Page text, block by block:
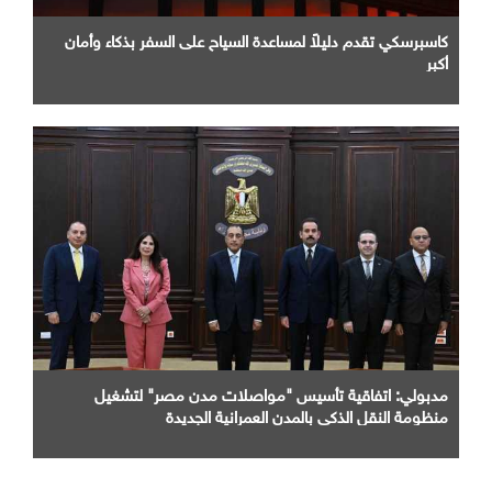
كاسبرسكي تقدم دليلاً لمساعدة السياح على السفر بذكاء وأمان
أكبر
مدبولي: اتفاقية تأسيس "مواصلات مدن مصر" لتشغيل
منظومة النقل الذكي بالمدن العمرانية الجديدة